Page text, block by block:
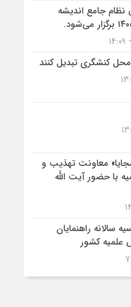
جامع اندیشه
کنشگری تبدیل کنند
معاونت تهذیب و
با حضور آیت الله
سالانه راهنمایان
علمیه کشور